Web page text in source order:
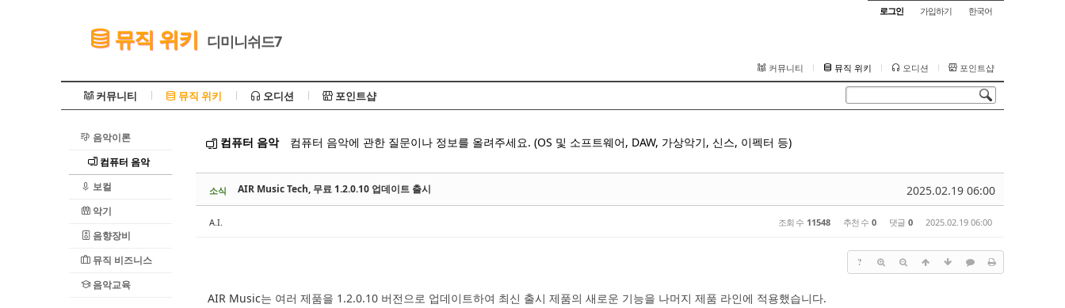
로그인 가입하기 한국어
뮤직 위키 디미니쉬드7
커뮤니티 뮤직 위키 오디션 포인트샵
커뮤니티 뮤직 위키 오디션 포인트샵
음악이론
컴퓨터 음악
보컬
악기
음향장비
뮤직 비즈니스
음악교육
컴퓨터 음악 컴퓨터 음악에 관한 질문이나 정보를 올려주세요. (OS 및 소프트웨어, DAW, 가상악기, 신스, 이펙터 등)
소식 2025.02.19 06:00
AIR Music Tech, 무료 1.2.0.10 업데이트 출시
A.I. 조회 수 11548 추천 수 0 댓글 0 2025.02.19 06:00
?
AIR Music는 여러 제품을 1.2.0.10 버전으로 업데이트하여 최신 출시 제품의 새로운 기능을 나머지 제품 라인에 적용했습니다.
Sketchbook5, 스케치북5
Sketchbook5, 스케치북5